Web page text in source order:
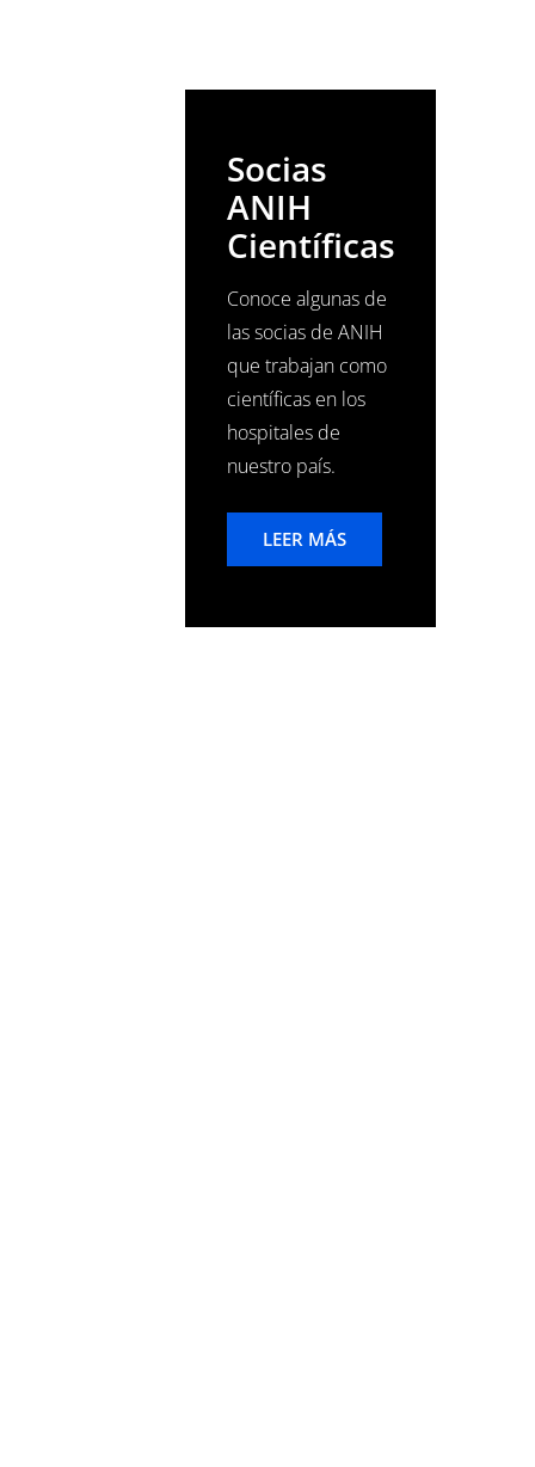
Socias
ANIH
Científicas
Conoce algunas de
las socias de ANIH
que trabajan como
científicas en los
hospitales de
nuestro país.
LEER MÁS